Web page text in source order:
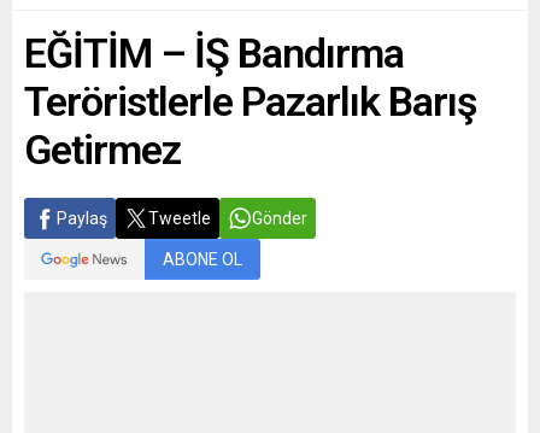
EĞİTİM – İŞ Bandırma
Teröristlerle Pazarlık Barış
Getirmez
Paylaş Tweetle Gönder
ABONE OL